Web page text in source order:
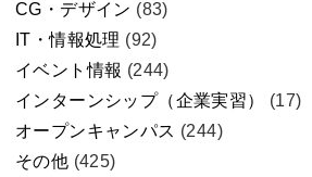
CG・デザイン (83)
IT・情報処理 (92)
イベント情報 (244)
インターンシップ（企業実習）
(17)
オープンキャンパス (244)
その他 (425)